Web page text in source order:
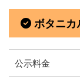
ボタニカ
公示料金